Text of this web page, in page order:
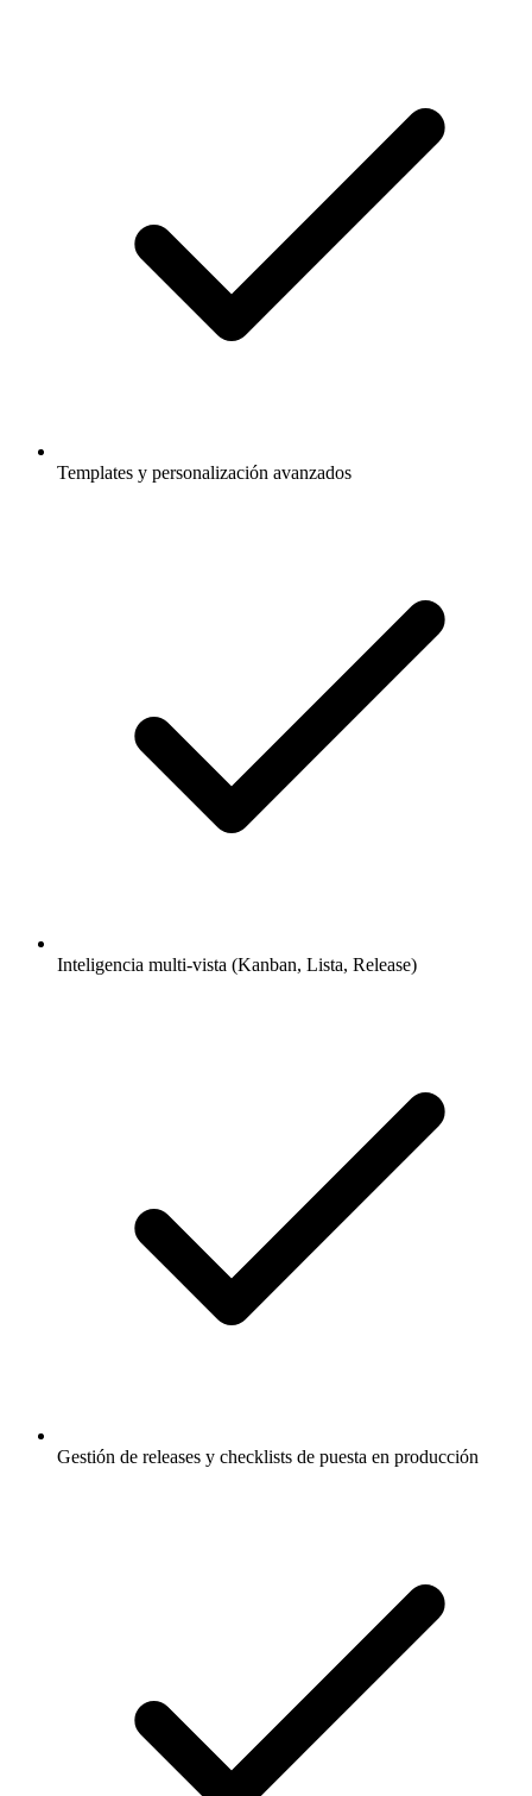
Templates y personalización avanzados
Inteligencia multi-vista (Kanban, Lista, Release)
Gestión de releases y checklists de puesta en producción